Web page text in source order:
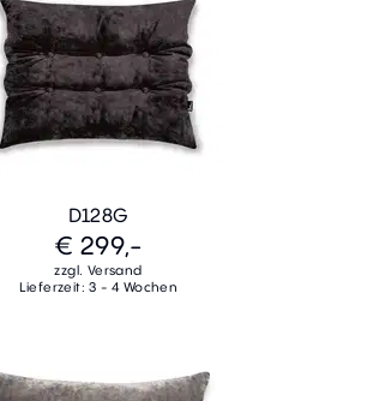
D128G
€ 299,-
zzgl. Versand
Lieferzeit: 3 - 4 Wochen